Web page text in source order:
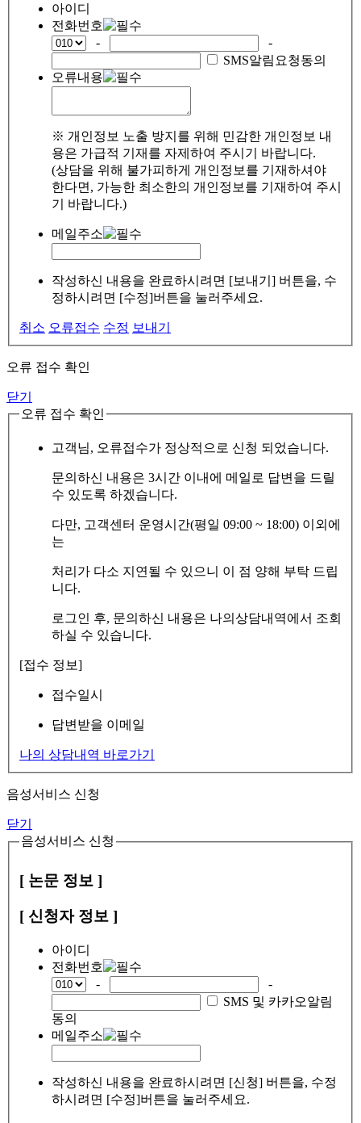
아이디
전화번호
-
-
SMS알림요청동의
오류내용
※ 개인정보 노출 방지를 위해 민감한 개인정보 내
용은 가급적 기재를 자제하여 주시기 바랍니다.
(상담을 위해 불가피하게 개인정보를 기재하셔야
한다면, 가능한 최소한의 개인정보를 기재하여 주시
기 바랍니다.)
메일주소
작성하신 내용을 완료하시려면 [보내기] 버튼을, 수
정하시려면 [수정]버튼을 눌러주세요.
취소 오류접수 수정 보내기
오류 접수 확인
닫기
오류 접수 확인
고객님, 오류접수가 정상적으로 신청 되었습니다.
문의하신 내용은 3시간 이내에 메일로 답변을 드릴
수 있도록 하겠습니다.
다만, 고객센터 운영시간(평일 09:00 ~ 18:00) 이외에
는
처리가 다소 지연될 수 있으니 이 점 양해 부탁 드립
니다.
로그인 후, 문의하신 내용은 나의상담내역에서 조회
하실 수 있습니다.
[접수 정보]
접수일시
답변받을 이메일
나의 상담내역 바로가기
음성서비스 신청
닫기
음성서비스 신청
[ 논문 정보 ]
[ 신청자 정보 ]
아이디
전화번호
-
-
SMS 및 카카오알림
동의
메일주소
작성하신 내용을 완료하시려면 [신청] 버튼을, 수정
하시려면 [수정]버튼을 눌러주세요.